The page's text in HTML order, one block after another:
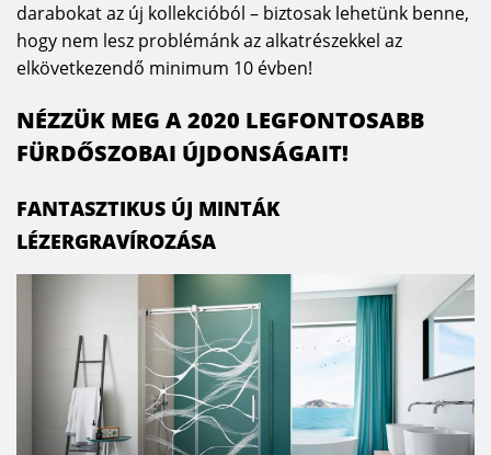
darabokat az új kollekcióból – biztosak lehetünk benne,
hogy nem lesz problémánk az alkatrészekkel az
elkövetkezendő minimum 10 évben!
NÉZZÜK MEG A 2020 LEGFONTOSABB
FÜRDŐSZOBAI ÚJDONSÁGAIT!
FANTASZTIKUS ÚJ MINTÁK
LÉZERGRAVÍROZÁSA